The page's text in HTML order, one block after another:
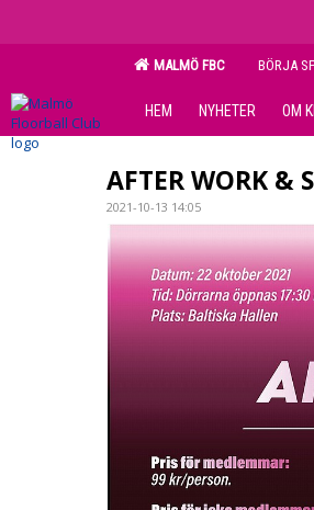
MALMÖ FBC BÖRJA
HEM NYHETER OM
AFTER WORK &
2021-10-13 14:05